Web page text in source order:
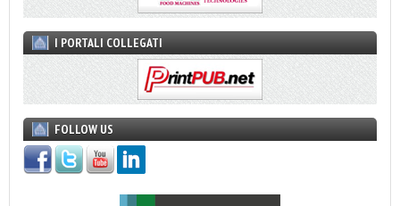
I PORTALI COLLEGATI
FOLLOW US